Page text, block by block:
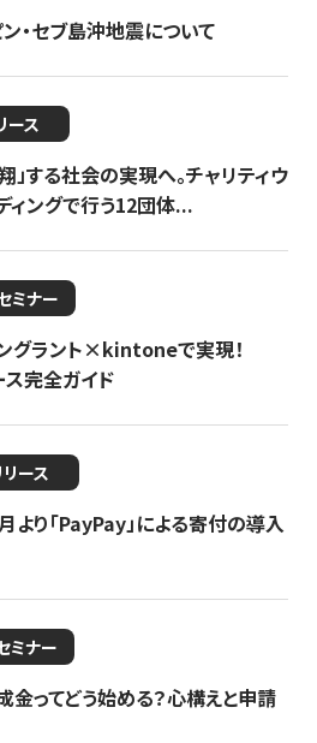
・セブ島沖地震について
ース
」する社会の実現へ。チャリティウ
ィングで行う12団体...
ミナー
グラント×kintoneで実現！
完全ガイド
ース
より「PayPay」による寄付の導入
ミナー
金ってどう始める？心構えと申請